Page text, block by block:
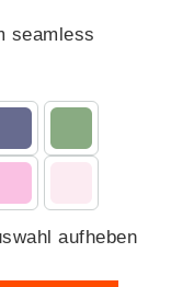
seamless
aufheben